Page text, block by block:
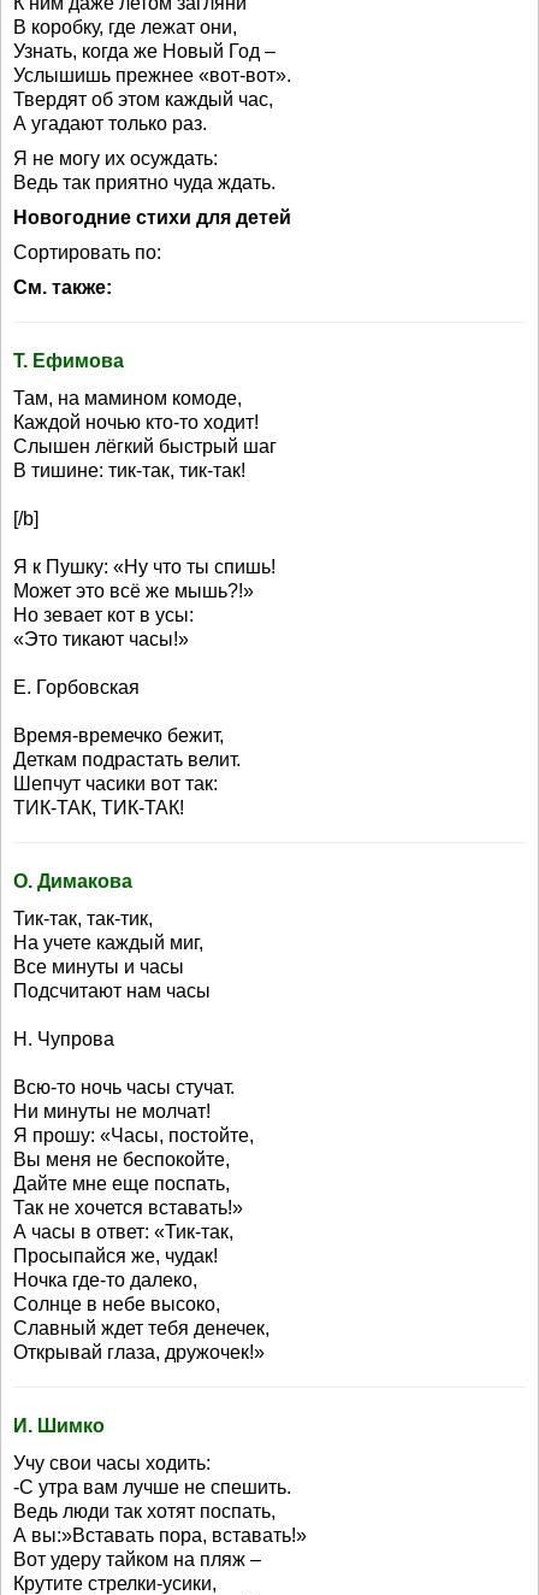
В коробку, где лежат они,
Узнать, когда же Новый Год –
Услышишь прежнее «вот-вот».
Твердят об этом каждый час,
А угадают только раз.
Я не могу их осуждать:
Ведь так приятно чуда ждать.
Новогодние стихи для детей
Сортировать по:
См. также:
Т. Ефимова
Там, на мамином комоде,
Каждой ночью кто-то ходит!
Слышен лёгкий быстрый шаг
В тишине: тик-так, тик-так!
[/b]
Я к Пушку: «Ну что ты спишь!
Может это всё же мышь?!»
Но зевает кот в усы:
«Это тикают часы!»
Е. Горбовская
Время-времечко бежит,
Деткам подрастать велит.
Шепчут часики вот так:
ТИК-ТАК, ТИК-ТАК!
О. Димакова
Тик-так, так-тик,
На учете каждый миг,
Все минуты и часы
Подсчитают нам часы
Н. Чупрова
Всю-то ночь часы стучат.
Ни минуты не молчат!
Я прошу: «Часы, постойте,
Вы меня не беспокойте,
Дайте мне еще поспать,
Так не хочется вставать!»
А часы в ответ: «Тик-так,
Просыпайся же, чудак!
Ночка где-то далеко,
Солнце в небе высоко,
Славный ждет тебя денечек,
Открывай глаза, дружочек!»
И. Шимко
Учу свои часы ходить:
-С утра вам лучше не спешить.
Ведь люди так хотят поспать,
А вы:»Вставать пора, вставать!»
Вот удеру тайком на пляж –
Крутите стрелки-усики,